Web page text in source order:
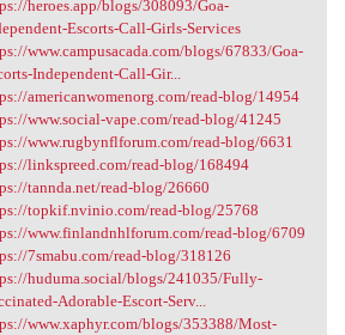
heroes.app/blogs/308093/Goa-
Escorts-Call-Girls-Services
www.campusacada.com/blogs/67833/Goa-
Independent-Call-Gir...
americanwomenorg.com/read-blog/14954
www.social-vape.com/read-blog/41245
www.rugbynflforum.com/read-blog/6631
linkspreed.com/read-blog/168494
tannda.net/read-blog/26660
topkif.nvinio.com/read-blog/25768
www.finlandnhlforum.com/read-blog/6709
7smabu.com/read-blog/318126
huduma.social/blogs/241035/Fully-
Adorable-Escort-Serv...
www.xaphyr.com/blogs/353388/Most-